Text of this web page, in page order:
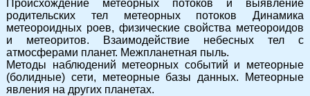
Происхождение метеорных потоков и выявление
родительских тел метеорных потоков Динамика
метеороидных роев, физические свойства метеороидов
и метеоритов. Взаимодействие небесных тел с
атмосферами планет. Межпланетная пыль.
Методы наблюдений метеорных событий и метеорные
(болидные) сети, метеорные базы данных. Метеорные
явления на других планетах.